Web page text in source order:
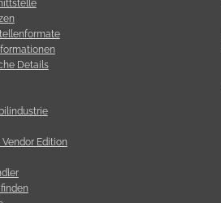
Details
Edition